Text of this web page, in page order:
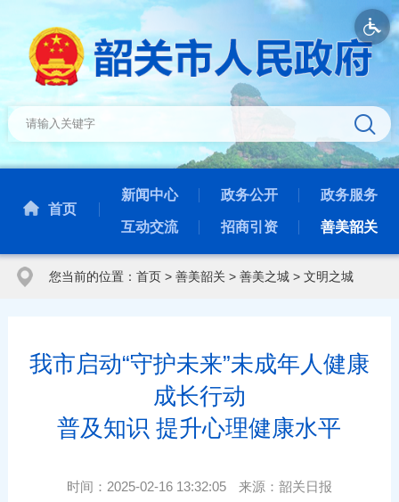
首页
新闻中心 政务公开 政务服务
互动交流 招商引资 善美韶关
您当前的位置： 首页> 善美韶关> 善美之城> 文明之城
我市启动“守护未来”未成年人健康
成长行动
普及知识 提升心理健康水平
时间： 2025-02-16 13:32:05 来源： 韶关日报